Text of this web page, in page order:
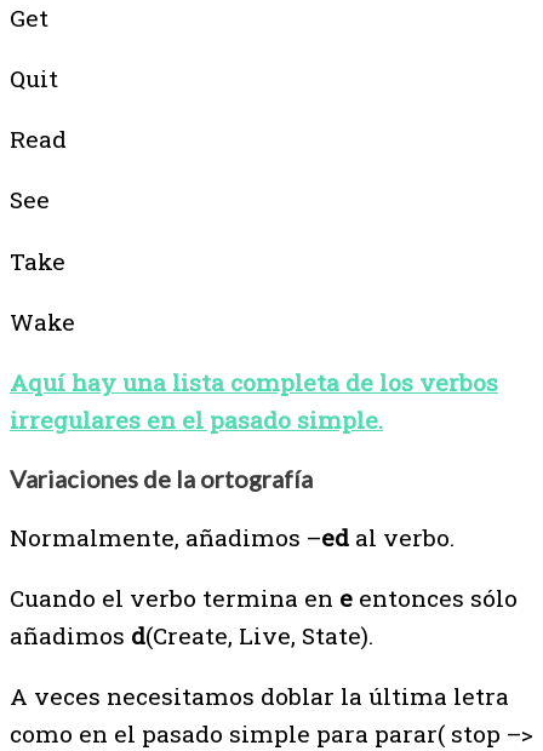
Get
Quit
Read
See
Take
Wake
Aquí hay una lista completa de los verbos
irregulares en el pasado simple.
Variaciones de la ortografía
Normalmente, añadimos –ed al verbo.
Cuando el verbo termina en e entonces sólo
añadimos d(Create, Live, State).
A veces necesitamos doblar la última letra
como en el pasado simple para parar( stop –>